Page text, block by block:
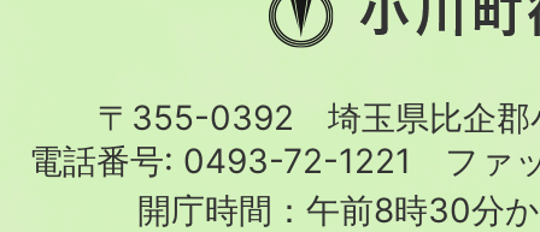
川
役
場
〒355-0392 埼玉県比企郡
電話番号: 0493-72-1221
ファ
開庁時間：午前8時30分